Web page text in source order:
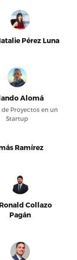
Pérez Luna
Alomá
de Proyectos en un
Startup
Ramírez
Collazo
Pagán